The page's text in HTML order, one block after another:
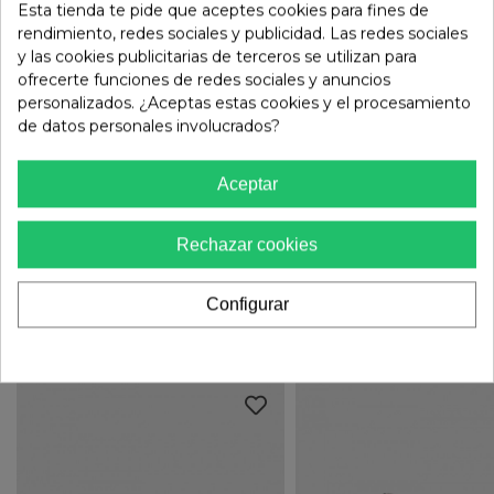
evaluaciones()
ESTE MODELO QUEDA PEQUEÑO. PIDE UNA TALLA
Comprobar disponibilidad en tienda
TAMBIÉN TE PUEDE GUSTAR
Esta tienda te pide que aceptes cookies para fines de
rendimiento, redes sociales y publicidad. Las redes sociales
y las cookies publicitarias de terceros se utilizan para
ofrecerte funciones de redes sociales y anuncios
personalizados. ¿Aceptas estas cookies y el procesamiento
de datos personales involucrados?
Aceptar
Rechazar cookies
Configurar